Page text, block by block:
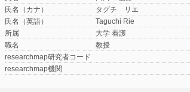
氏名（カナ）
タグチ リエ
氏名（英語）
Taguchi Rie
所属
大学 看護
職名
教授
researchmap研究者コード
researchmap機関